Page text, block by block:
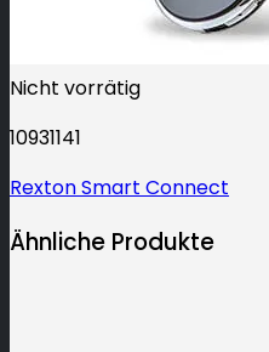
Nicht vorrätig
10931141
Rexton Smart Connect
Ähnliche Produkte